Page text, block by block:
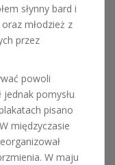
słynny bard i
młodzież z
przez
powoli
pomysłu
pisano
międzyczasie
W maju